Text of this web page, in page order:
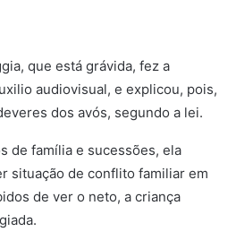
que está grávida, fez a
audiovisual, e explicou, pois,
dos avós, segundo a lei.
de família e sucessões, ela
situação de conflito familiar em
de ver o neto, a criança